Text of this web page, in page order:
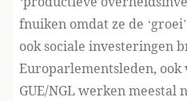
fnuiken omdat ze de
ook sociale investeringen
Europarlementsleden,
GUE/NGL werken meestal